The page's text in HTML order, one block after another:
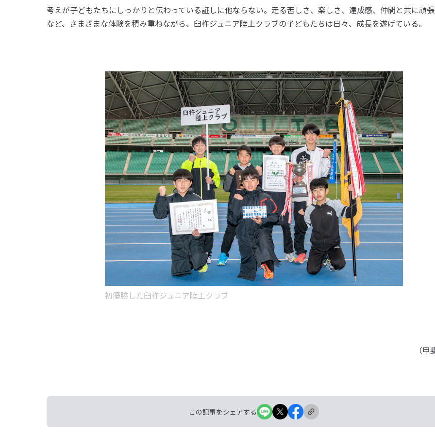
考えが子どもたちにしっかりと伝わっている証しに他ならない。走る苦しさ、楽しさ、達成感、仲間と共に頑
など、さまざまな体験を積み重ねながら、臼杵ジュニア陸上クラブの子どもたちは日々、成長を遂げている。
初優勝した臼杵ジュニア陸上クラブ
（
この記事をシェアする